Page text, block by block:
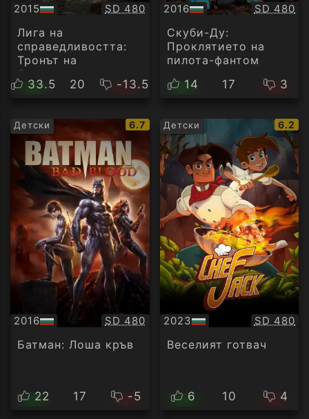
2015
БГ
аудио
Качество:
SD 480
Лига на
справедливостта:
Тронът на
Атлантида
33.5 20 -13.5
2016
БГ
аудио
SD 480
Скуби-Ду:
Проклятието на
пилота-фантом
14
17 3
Детски
IMDb
рейтинг:
6.7
2016
БГ
аудио
Качество:
SD 480
Батман: Лоша кръв
22 17 -5
Детски
IMDb
6.2
2023
БГ
аудио
SD 480
Веселият готвач
6 10 4